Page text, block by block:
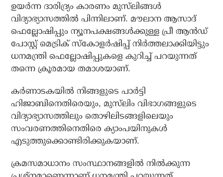
ഉയര്‍ന്ന ദാരിദ്ര്യം കാരണം മുസ്‌ലിങ്ങള്‍
വിദ്യാഭ്യാസത്തില്‍ പിന്നിലാണ്. മൗലാന ആസാദ്
ഫെല്ലോഷിപ്പും ന്യൂനപക്ഷങ്ങള്‍ക്കുള്ള പ്രീ ആന്‍ഡ്
പോസ്റ്റ് മെട്രിക് സ്‌കോളര്‍ഷിപ്പ് നിര്‍ത്തലാക്കിയിട്ടും
ധനമന്ത്രി ഫെല്ലോഷിപ്പുകളെ കുറിച്ച് പറയുന്നത്
തന്നെ ക്രൂരമായ തമാശയാണ്.
കര്‍ണാടകയില്‍ നിങ്ങളുടെ പാര്‍ട്ടി
ഹിജാബിനെതിരെയും, മുസ്‌ലിം വിഭാഗങ്ങളുടെ
വിദ്യാഭ്യാസത്തിലും തൊഴിലിടങ്ങളിലെയും
സംവരണത്തിനെതിരെ ക്യാംപയിനുകള്‍
എടുത്തുക്കൊണ്ടിരിക്കുകയാണ്.
ക്രമസമാധാനം സംസ്ഥാനങ്ങളില്‍ നില്‍ക്കുന്ന